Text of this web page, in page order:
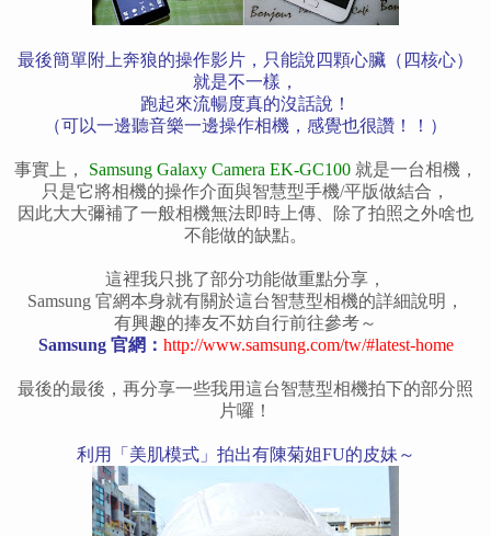
最後簡單附上奔狼的操作影片，只能說四顆心臟（四核心）
就是不一樣，
跑起來流暢度真的沒話說！
（可以一邊聽音樂一邊操作相機，感覺也很讚！！）
事實上， Samsung Galaxy Camera EK-GC100就是一台相機，
只是它將相機的操作介面與智慧型手機/平版做結合，
因此大大彌補了一般相機無法即時上傳、除了拍照之外啥也
不能做的缺點。
這裡我只挑了部分功能做重點分享，
Samsung 官網本身就有關於這台智慧型相機的詳細說明，
有興趣的捧友不妨自行前往參考～
Samsung 官網： http://www.samsung.com/tw/#latest-home
最後的最後，再分享一些我用這台智慧型相機拍下的部分照
片囉！
利用「美肌模式」拍出有陳菊姐FU的皮妹～